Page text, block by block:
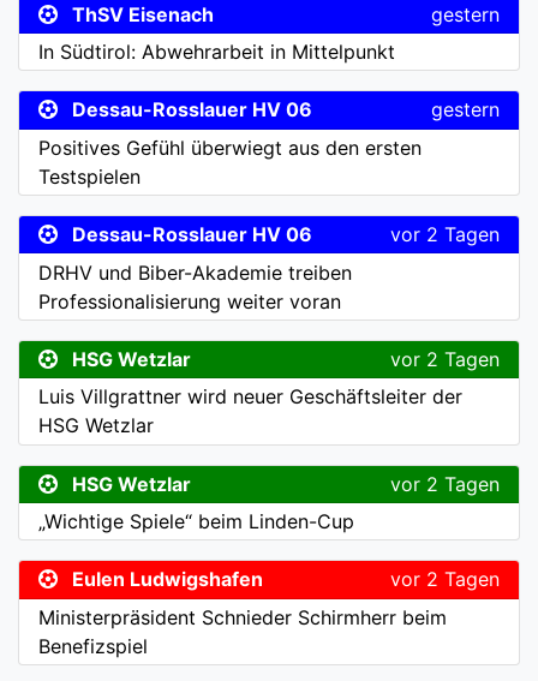
ThSV Eisenach
gestern
In Südtirol: Abwehrarbeit in Mittelpunkt
Dessau-Rosslauer HV 06
gestern
Positives Gefühl überwiegt aus den ersten
Testspielen
Dessau-Rosslauer HV 06
vor 2 Tagen
DRHV und Biber-Akademie treiben
Professionalisierung weiter voran
HSG Wetzlar
vor 2 Tagen
Luis Villgrattner wird neuer Geschäftsleiter der
HSG Wetzlar
HSG Wetzlar
vor 2 Tagen
„Wichtige Spiele“ beim Linden-Cup
Eulen Ludwigshafen
vor 2 Tagen
Ministerpräsident Schnieder Schirmherr beim
Benefizspiel